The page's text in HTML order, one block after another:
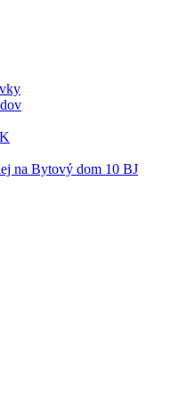
na Bytový dom 10 BJ